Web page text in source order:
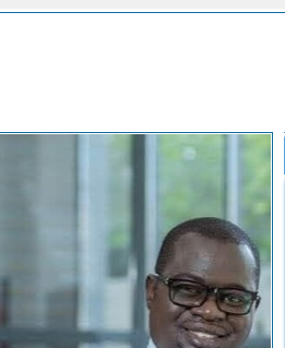
Justice : Khadim
Bâ, directeur
général de
Locafrique, remis
liberté
07/08/2026